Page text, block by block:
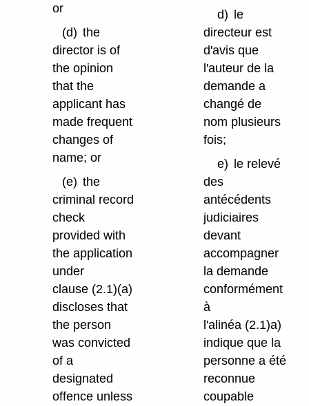
or
(d) the
director is of
the opinion
that the
applicant has
made frequent
changes of
name; or
(e) the
criminal record
check
provided with
the application
under
clause (2.1)⁠(a)
discloses that
the person
was convicted
of a
designated
offence unless
d) le
directeur est
d'avis que
l'auteur de la
demande a
changé de
nom plusieurs
fois;
e) le relevé
des
antécédents
judiciaires
devant
accompagner
la demande
conformément
à
l'alinéa (2.1)a)
indique que la
personne a été
reconnue
coupable